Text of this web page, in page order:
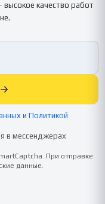
качество работ
и Политикой
в мессенджерах
При отправке
данные.